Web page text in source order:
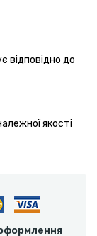
відповідно до
якості